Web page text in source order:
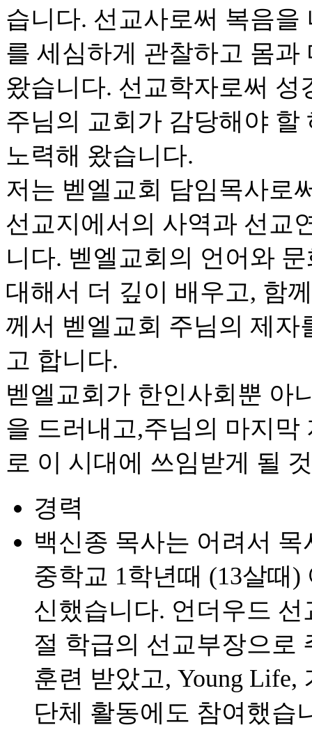
습니다. 선교사로써 복음
를 세심하게 관찰하고 몸
왔습니다. 선교학자로써
주님의 교회가 감당해야
노력해 왔습니다.
저는 벧엘교회 담임목사로
선교지에서의 사역과 선교
니다. 벧엘교회의 언어와
대해서 더 깊이 배우고, 함
께서 벧엘교회 주님의 제
고 합니다.
벧엘교회가 한인사회뿐 아
을 드러내고,주님의 마지
로 이 시대에 쓰임받게 될
경력
백신종 목사는 어려서
중학교 1학년때 (13살때
신했습니다. 언더우드
절 학급의 선교부장으로
훈련 받았고, Young
단체 활동에도 참여했습